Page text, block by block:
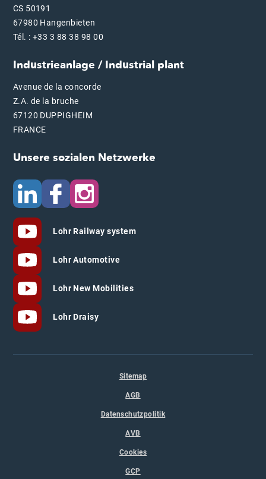
CS 50191
67980 Hangenbieten
Tél. : +33 3 88 38 98 00
Industrieanlage / Industrial plant
Avenue de la concorde
Z.A. de la bruche
67120 DUPPIGHEIM
FRANCE
Unsere sozialen Netzwerke
Lohr Railway system
Lohr Automotive
Lohr New Mobilities
Lohr Draisy
Sitemap
AGB
Datenschutzpolitik
AVB
Cookies
GCP